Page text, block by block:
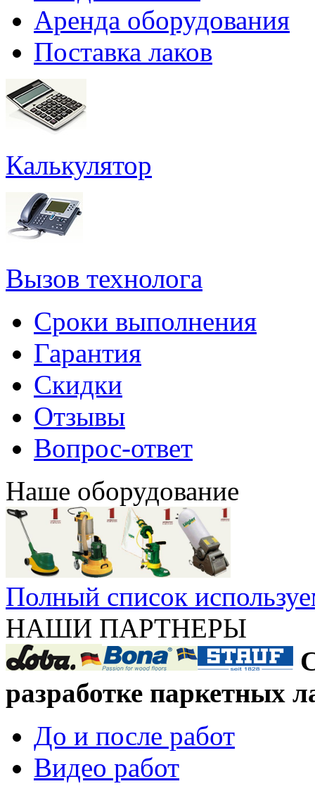
Аренда оборудования
Поставка лаков
Калькулятор
Вызов технолога
Сроки выполнения
Гарантия
Скидки
Отзывы
Вопрос-ответ
Наше оборудование
Полный список
НАШИ ПАРТНЕРЫ
разработке паркетных
До и после работ
Видео работ